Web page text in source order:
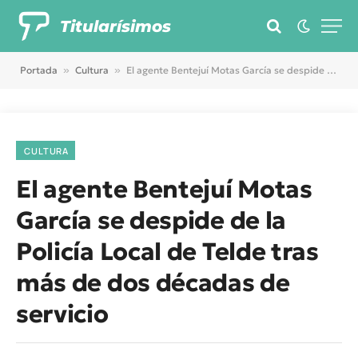
Titularísimos
Portada » Cultura » El agente Bentejuí Motas García se despide de la Policía Local de Telde tras más de dos décadas de servicio
CULTURA
El agente Bentejuí Motas
García se despide de la
Policía Local de Telde tras
más de dos décadas de
servicio